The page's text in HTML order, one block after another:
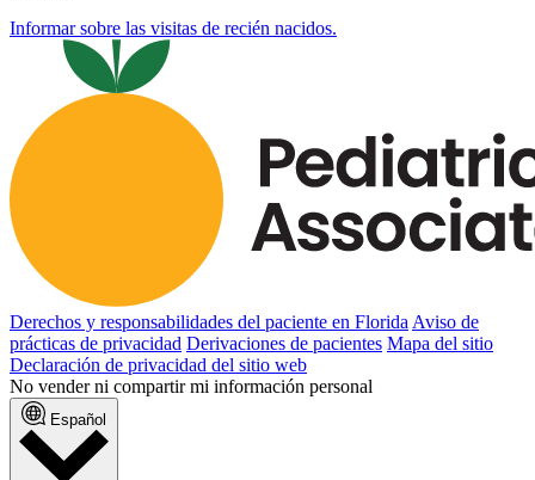
Informar sobre las visitas de recién nacidos.
Derechos y responsabilidades del paciente en Florida Aviso de
prácticas de privacidad Derivaciones de pacientes Mapa del sitio
Declaración de privacidad del sitio web
No vender ni compartir mi información personal
Español